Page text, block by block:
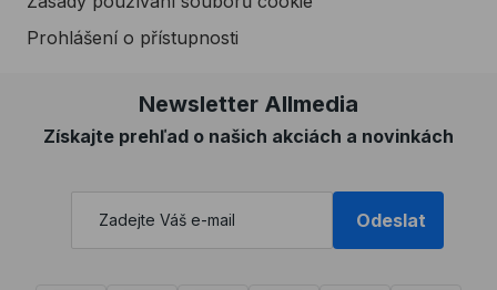
Prohlášení o přístupnosti
Newsletter Allmedia
Získajte prehľad o našich akciách a novinkách
Odeslat